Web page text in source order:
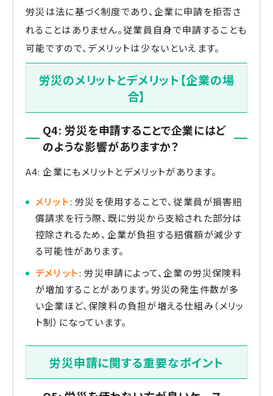
労災は法に基づく制度であり、企業に申請を拒否さ
れることはありません。従業員自身で申請することも
可能ですので、デメリットは少ないといえます。
労災のメリットとデメリット【企業の場
合】
Q4: 労災を申請することで企業にはど
のような影響がありますか？
A4: 企業にもメリットとデメリットがあります。
メリット: 労災を使用することで、従業員が損害賠
償請求を行う際、既に労災から支給された部分は
控除されるため、企業が負担する賠償額が減少す
る可能性があります。
デメリット: 労災申請によって、企業の労災保険料
が増加することがあります。労災の発生件数が多
い企業ほど、保険料の負担が増える仕組み（メリッ
ト制）になっています。
労災申請に関する重要なポイント